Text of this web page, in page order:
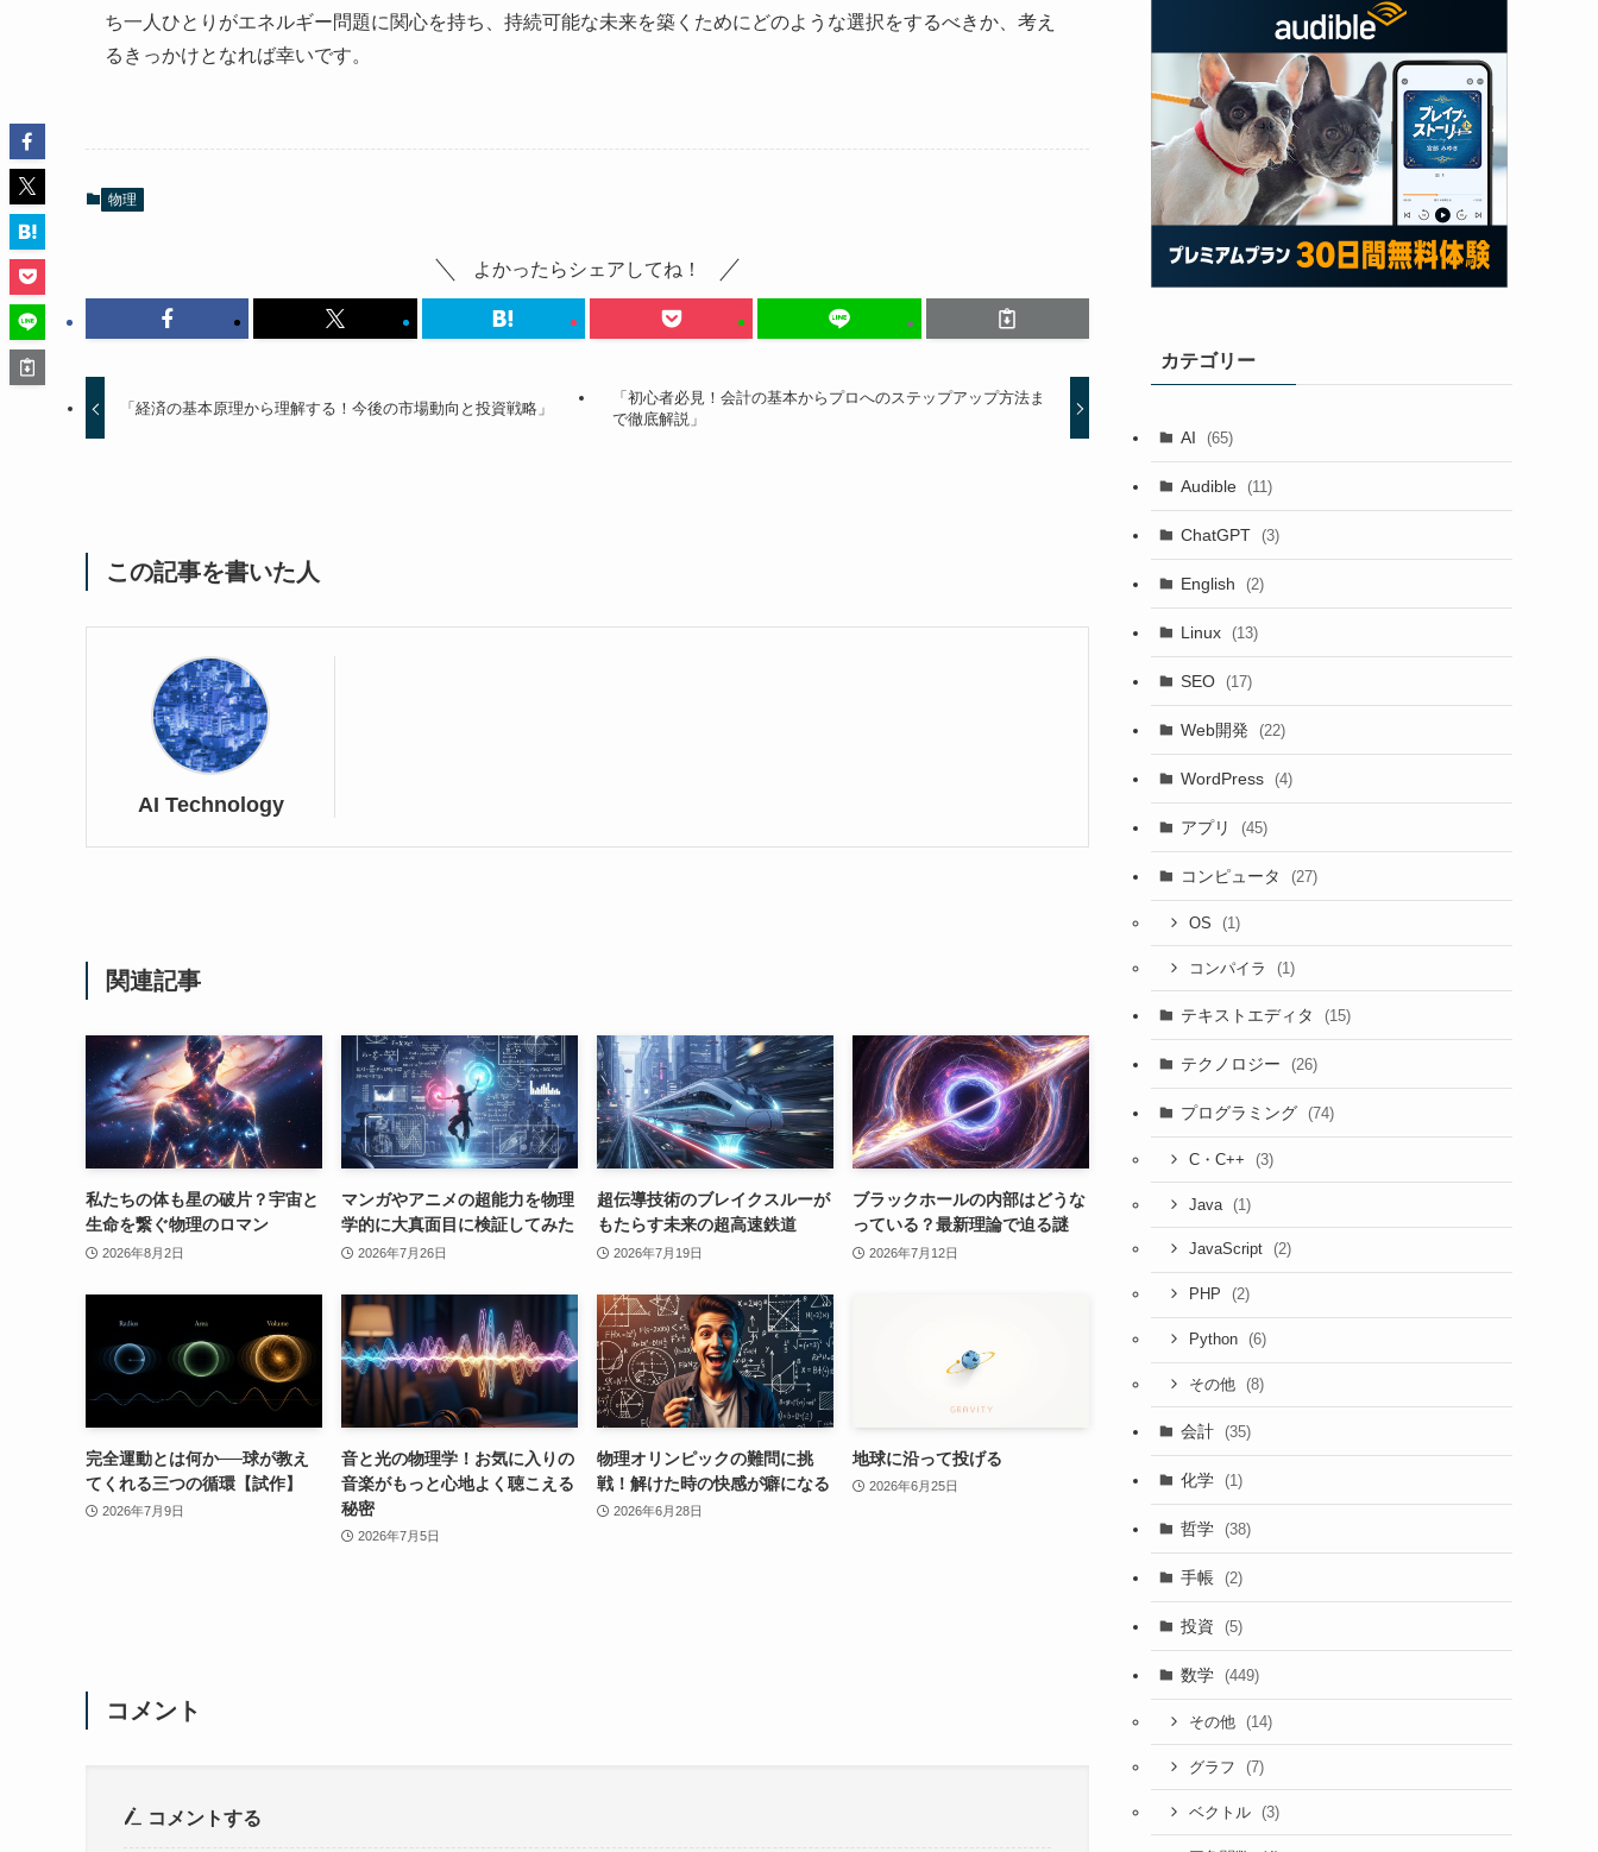
ち一人ひとりがエネルギー問題に関心を持ち、持続可能な未来を築くためにどのような選択をするべきか、考え
るきっかけとなれば幸いです。
物理
よかったらシェアしてね！
「経済の基本原理から理解する！今後の市場動向と投資戦略」
「初心者必見！会計の基本からプロへのステップアップ方法ま
で徹底解説」
この記事を書いた人
AI Technology
関連記事
私たちの体も星の破片？宇宙と
生命を繋ぐ物理のロマン
2026年8月2日
マンガやアニメの超能力を物理
学的に大真面目に検証してみた
2026年7月26日
超伝導技術のブレイクスルーが
もたらす未来の超高速鉄道
2026年7月19日
ブラックホールの内部はどうな
っている？最新理論で迫る謎
2026年7月12日
完全運動とは何か──球が教え
てくれる三つの循環【試作】
2026年7月9日
音と光の物理学！お気に入りの
音楽がもっと心地よく聴こえる
秘密
2026年7月5日
物理オリンピックの難問に挑
戦！解けた時の快感が癖になる
2026年6月28日
地球に沿って投げる
2026年6月25日
コメント
コメントする
カテゴリー
AI (65)
Audible (11)
ChatGPT (3)
English (2)
Linux (13)
SEO (17)
Web開発 (22)
WordPress (4)
アプリ (45)
コンピュータ (27)
OS (1)
コンパイラ (1)
テキストエディタ (15)
テクノロジー (26)
プログラミング (74)
C・C++ (3)
Java (1)
JavaScript (2)
PHP (2)
Python (6)
その他 (8)
会計 (35)
化学 (1)
哲学 (38)
手帳 (2)
投資 (5)
数学 (449)
その他 (14)
グラフ (7)
ベクトル (3)